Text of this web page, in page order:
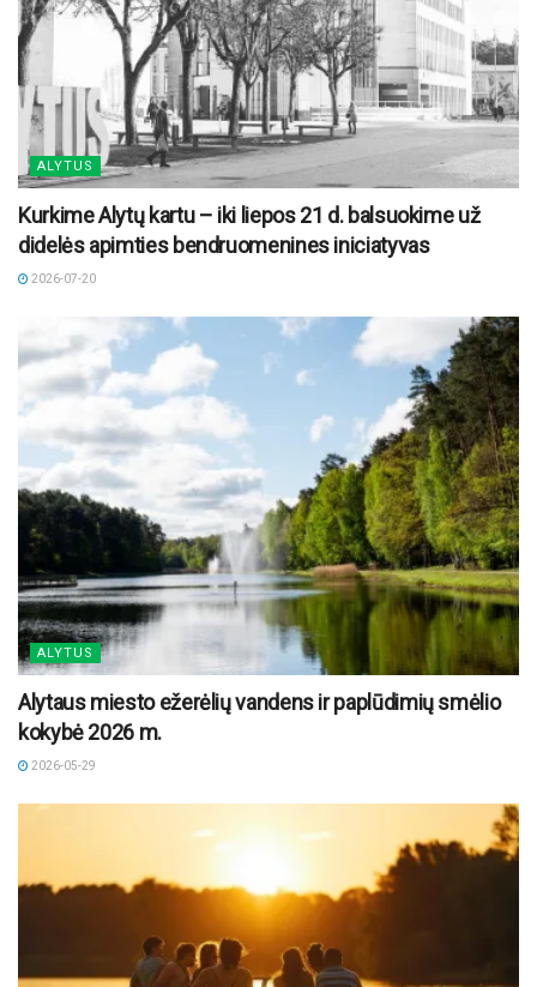
ALYTUS
Kurkime Alytų kartu – iki liepos 21 d. balsuokime už
didelės apimties bendruomenines iniciatyvas
2026-07-20
ALYTUS
Alytaus miesto ežerėlių vandens ir paplūdimių smėlio
kokybė 2026 m.
2026-05-29